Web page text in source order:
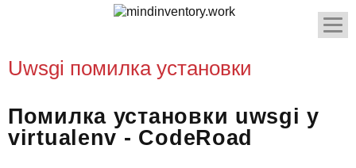
Uwsgi помилка установки
Помилка установки uwsgi у
virtualenv - CodeRoad